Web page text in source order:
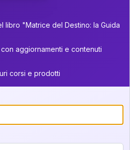
18
7 34-36
Matrice:
e
per leggere la definizione e
libro "Matrice del Destino: la Guida
con aggiornamenti e contenuti
corsi e prodotti